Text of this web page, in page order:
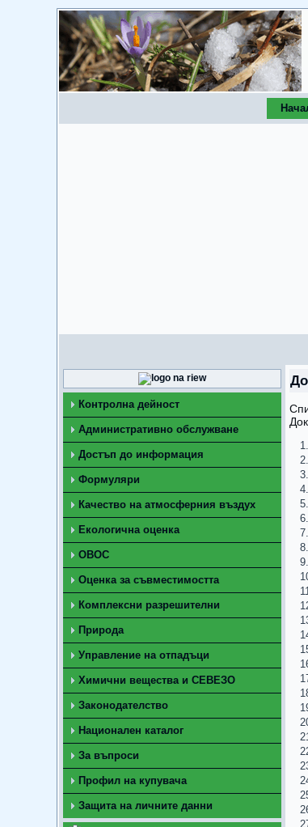
Контролна дейност
Административно обслужване
Достъп до информация
Формуляри
Качество на атмосферния въздух
Екологична оценка
ОВОС
Оценка за съвместимостта
Комплексни разрешителни
Природа
Управление на отпадъци
Химични вещества и СЕВЕЗО
Законодателство
Национален каталог
За въпроси
Профил на купувача
Защита на личните данни